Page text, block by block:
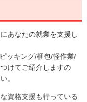
あなたの就業を支援し
ッキング/梱包/軽作業/
けてご紹介しますの
。
資格支援も行っている